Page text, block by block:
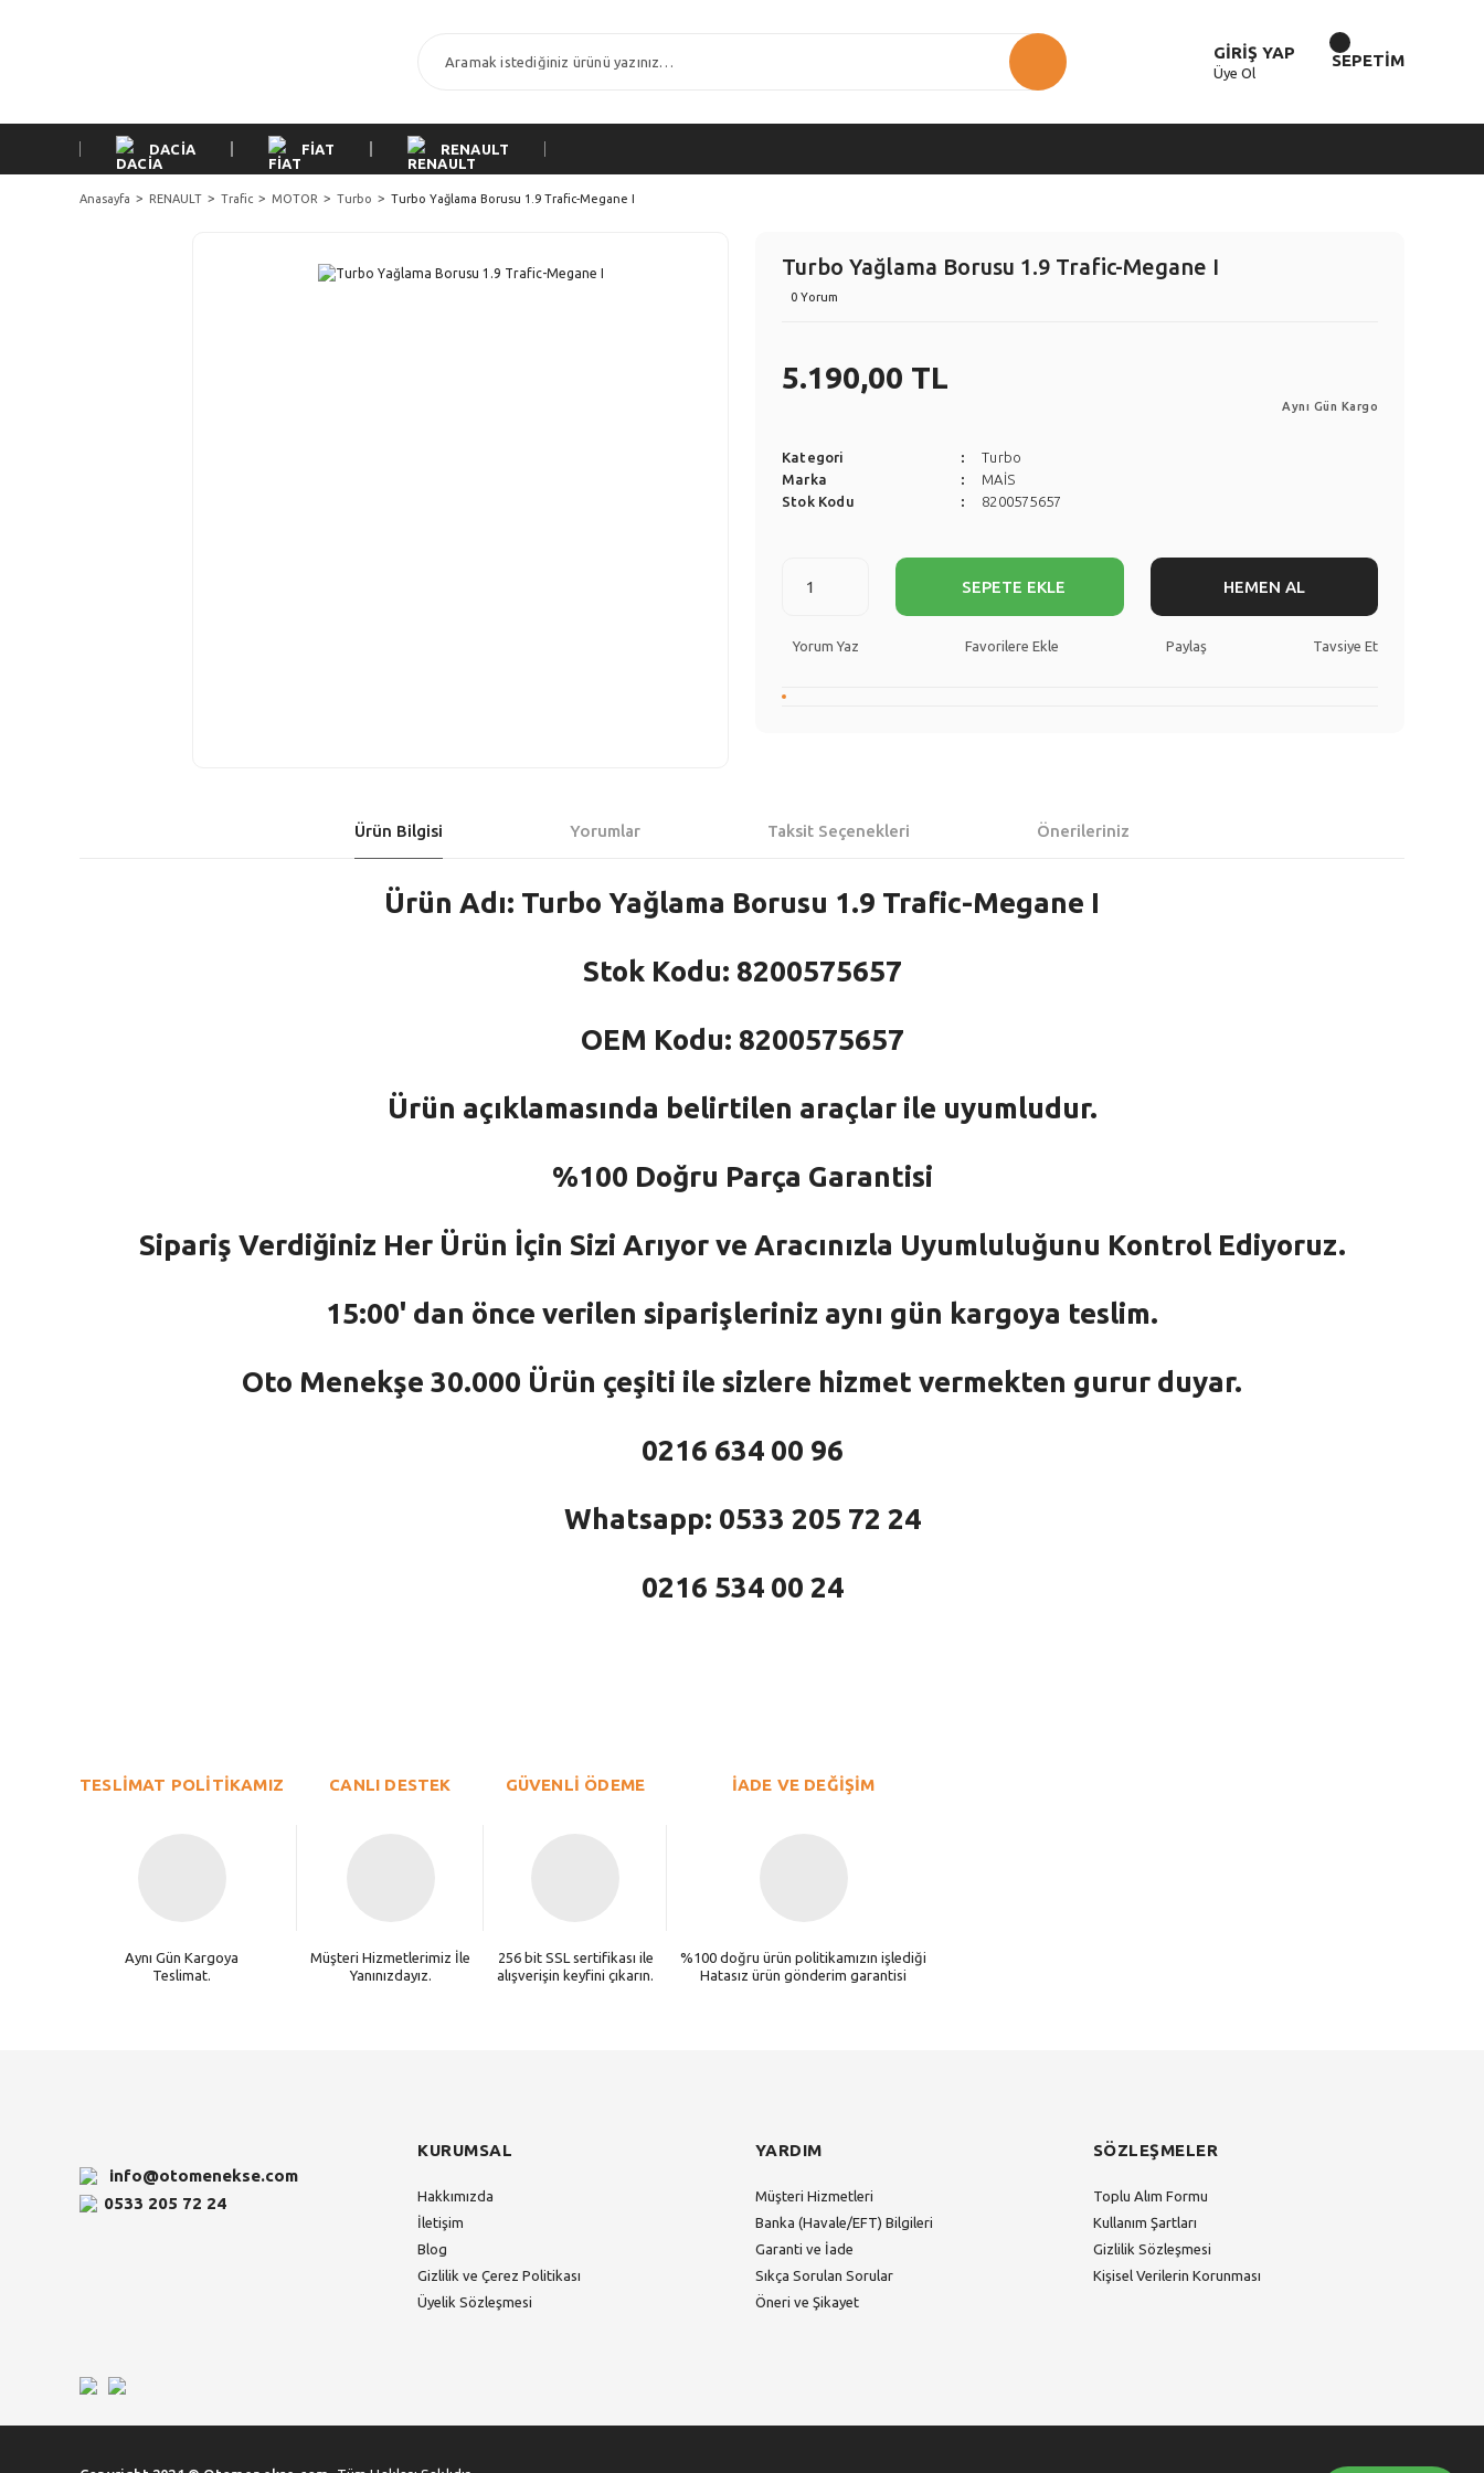
GİRİŞ YAP
Üye Ol
SEPETİM
DACİA FİAT RENAULT
Anasayfa RENAULT Trafic MOTOR Turbo Turbo Yağlama Borusu 1.9 Trafic-Megane I
Turbo Yağlama Borusu 1.9 Trafic-Megane I
0 Yorum
5.190,00 TL
Aynı Gün Kargo
Kategori
Turbo
Marka
MAİS
Stok Kodu
8200575657
SEPETE EKLE HEMEN AL
Yorum Yaz Paylaş Tavsiye Et
Ürün Bilgisi Yorumlar Taksit Seçenekleri Önerileriniz
Ürün Adı: Turbo Yağlama Borusu 1.9 Trafic-Megane I
Stok Kodu: 8200575657
OEM Kodu: 8200575657
Ürün açıklamasında belirtilen araçlar ile uyumludur.
%100 Doğru Parça Garantisi
Sipariş Verdiğiniz Her Ürün İçin Sizi Arıyor ve Aracınızla Uyumluluğunu Kontrol Ediyoruz.
15:00' dan önce verilen siparişleriniz aynı gün kargoya teslim.
Oto Menekşe 30.000 Ürün çeşiti ile sizlere hizmet vermekten gurur duyar.
0216 634 00 96
Whatsapp: 0533 205 72 24
0216 534 00 24
Ürün açıklamasında eksik bilgiler bulunuyor.
TESLİMAT POLİTİKAMIZ
Aynı Gün Kargoya
Teslimat.
CANLI DESTEK
Müşteri Hizmetlerimiz İle
Yanınızdayız.
GÜVENLİ ÖDEME
256 bit SSL sertifikası ile
alışverişin keyfini çıkarın.
İADE VE DEĞİŞİM
%100 doğru ürün politikamızın işlediği
Hatasız ürün gönderim garantisi
info@otomenekse.com
0533 205 72 24
KURUMSAL
Hakkımızda
İletişim
Blog
Gizlilik ve Çerez Politikası
Üyelik Sözleşmesi
YARDIM
Müşteri Hizmetleri
Banka (Havale/EFT) Bilgileri
Garanti ve İade
Sıkça Sorulan Sorular
Öneri ve Şikayet
SÖZLEŞMELER
Toplu Alım Formu
Kullanım Şartları
Gizlilik Sözleşmesi
Kişisel Verilerin Korunması